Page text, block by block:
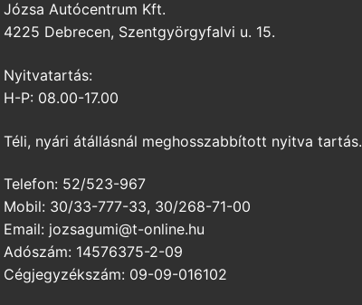
Józsa Autócentrum Kft.
4225 Debrecen, Szentgyörgyfalvi u. 15.
Nyitvatartás:
H-P: 08.00-17.00
Téli, nyári átállásnál meghosszabbított nyitva tartás.
Telefon: 52/523-967
Mobil: 30/33-777-33, 30/268-71-00
Email: jozsagumi@t-online.hu
Adószám: 14576375-2-09
Cégjegyzékszám: 09-09-016102